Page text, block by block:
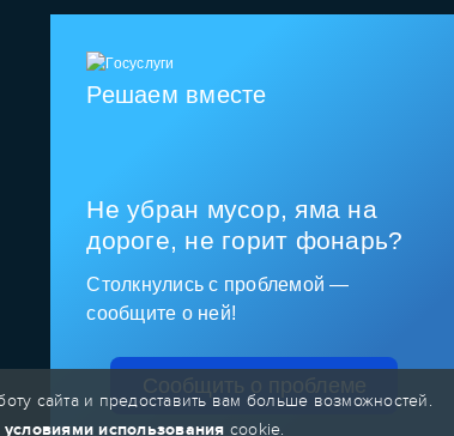
сайта и предоставить вам больше возможностей.
условиями использования cookie.
Решаем вместе
Не убран мусор, яма на
дороге, не горит фонарь?
Столкнулись с проблемой —
сообщите о ней!
Сообщить о проблеме